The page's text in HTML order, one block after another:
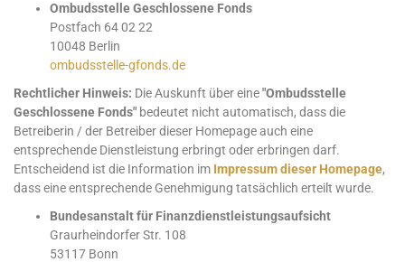
Ombudsstelle Geschlossene Fonds
Postfach 64 02 22
10048 Berlin
ombudsstelle-gfonds.de
Rechtlicher Hinweis: Die Auskunft über eine"Ombudsstelle
Geschlossene Fonds" bedeutet nicht automatisch, dass die
Betreiberin / der Betreiber dieser Homepage auch eine
entsprechende Dienstleistung erbringt oder erbringen darf.
Entscheidend ist die Information im Impressum dieser Homepage,
dass eine entsprechende Genehmigung tatsächlich erteilt wurde.
Bundesanstalt für Finanzdienstleistungsaufsicht
Graurheindorfer Str. 108
53117 Bonn